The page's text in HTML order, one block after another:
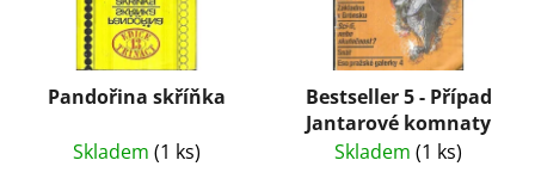
Pandořina skříňka
Skladem (1 ks)
Bestseller 5 - Případ
Jantarové komnaty
Skladem (1 ks)